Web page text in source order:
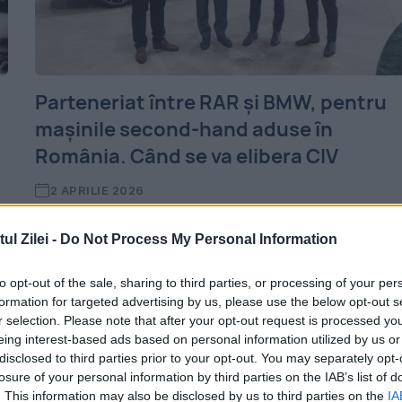
Zilei - Do Not Process My Personal Information
opt-out of the sale, sharing to third parties, or processing of your
for targeted advertising by us, please use the below opt-out
selection. Please note that after your opt-out request is processed
interest-based ads based on personal information utilized by us
to third parties prior to your opt-out. You may separately
of your personal information by third parties on the IAB’s list of
This information may also be disclosed by us to third parties on the
Parteneriat între RAR și BMW, pentru
mașinile second-hand aduse în
România. Când se va elibera CIV
2 APRILIE 2026
automată a rechemărilor pentru
automobilele mărcii germane aduse din
străinătate. Sistemul, dezvoltat în
aproximativ trei ani, permite...